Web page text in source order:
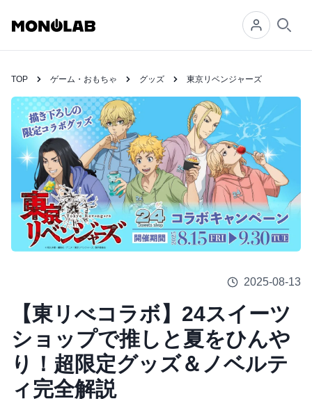
TOP ゲーム・おもちゃ グッズ 東京リベンジャーズ
2025-08-13
【東リべコラボ】24スイーツ
ショップで推しと夏をひんや
り！超限定グッズ＆ノベルテ
ィ完全解説